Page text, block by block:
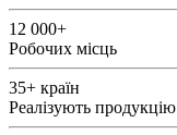
12 000+
Робочих місць
35+ країн
Реалізують продукцію